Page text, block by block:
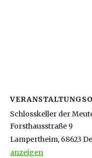
Schlosskeller der
Forsthausstraße 9
Lampertheim, 68623
anzeigen